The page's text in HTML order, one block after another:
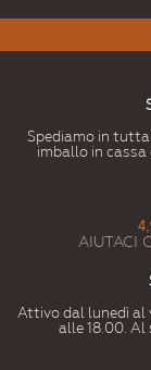
Spediamo in
imballo in cassa
AIUTACI
Attivo dal lunedì al
alle 18.00.